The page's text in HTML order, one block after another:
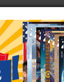
Schrift